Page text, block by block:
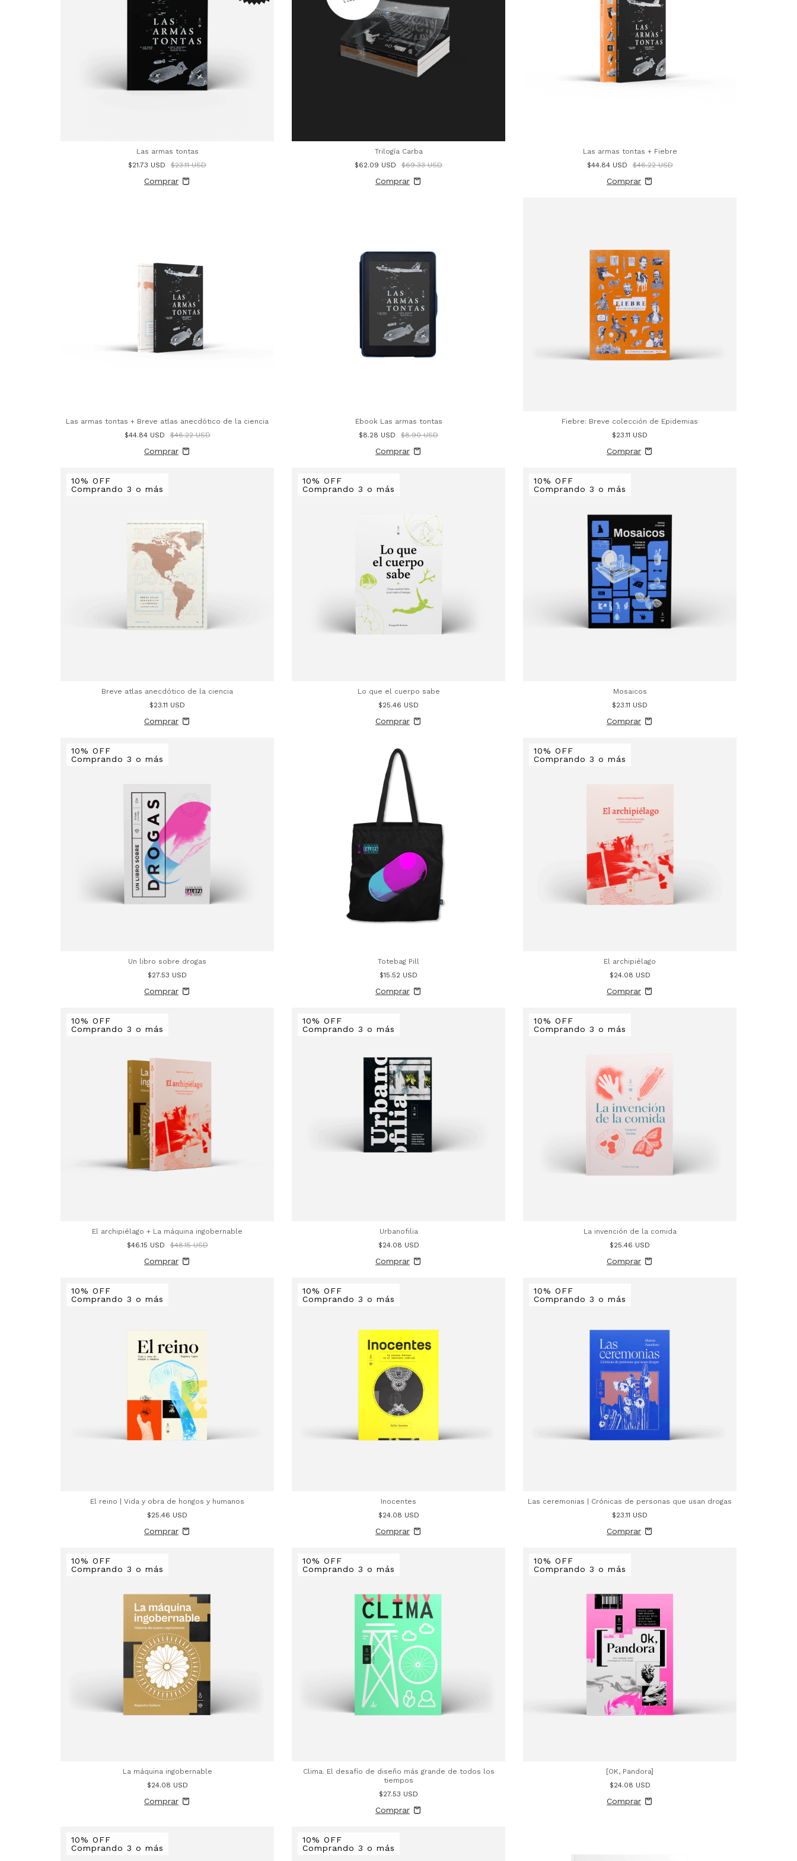
Las armas tontas
$21.73 USD
$23.11 USD
Trilogía Carba
$62.09 USD
$69.33 USD
Las armas tontas + Fiebre
$44.84 USD
$46.22 USD
Las armas tontas + Breve atlas anecdótico de la ciencia
$44.84 USD
$46.22 USD
Ebook Las armas tontas
$8.28 USD
$8.90 USD
Fiebre: Breve colección de Epidemias
$23.11 USD
10% OFF
Comprando 3 o más
Breve atlas anecdótico de la ciencia
$23.11 USD
10% OFF
Comprando 3 o más
Lo que el cuerpo sabe
$25.46 USD
10% OFF
Comprando 3 o más
Mosaicos
$23.11 USD
10% OFF
Comprando 3 o más
Un libro sobre drogas
$27.53 USD
Totebag Pill
$15.52 USD
10% OFF
Comprando 3 o más
El archipiélago
$24.08 USD
10% OFF
Comprando 3 o más
El archipiélago + La máquina ingobernable
$46.15 USD
$48.15 USD
10% OFF
Comprando 3 o más
Urbanofilia
$24.08 USD
10% OFF
Comprando 3 o más
La invención de la comida
$25.46 USD
10% OFF
Comprando 3 o más
El reino | Vida y obra de hongos y humanos
$25.46 USD
10% OFF
Comprando 3 o más
Inocentes
$24.08 USD
10% OFF
Comprando 3 o más
Las ceremonias | Crónicas de personas que usan drogas
$23.11 USD
10% OFF
Comprando 3 o más
La máquina ingobernable
$24.08 USD
10% OFF
Comprando 3 o más
Clima. El desafío de diseño más grande de todos los
tiempos
$27.53 USD
10% OFF
Comprando 3 o más
[OK, Pandora]
$24.08 USD
10% OFF
Comprando 3 o más
10% OFF
Comprando 3 o más